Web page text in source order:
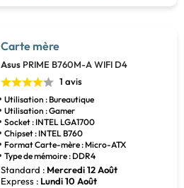
Carte mère
Asus PRIME B760M-A WIFI D4
1 avis
Utilisation : Bureautique
Utilisation : Gamer
Socket : INTEL LGA1700
Chipset : INTEL B760
Format Carte-mère : Micro-ATX
Type de mémoire : DDR4
Standard : Mercredi 12 Août
Express : Lundi 10 Août